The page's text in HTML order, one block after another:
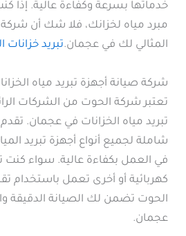
خدماتها بسرعة وكفاءة عالية. إذا
مبرد مياه لخزانك، فلا شك أن شركة
المثالي لك في عجمان.تبريد خزانات
شركة صيانة أجهزة تبريد مياه
تعتبر شركة الحوت من الشركات
تبريد مياه الخزانات في عجمان.
شاملة لجميع أنواع أجهزة تبريد
في العمل بكفاءة عالية. سواء كنت
كهربائية أو أخرى تعمل باستخدام
الحوت تضمن لك الصيانة الدقيقة
عجمان.